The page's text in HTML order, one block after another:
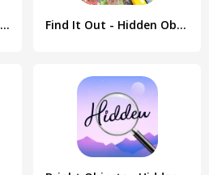
Find it! - Hidden Object Games Find It Out - Hidden Object